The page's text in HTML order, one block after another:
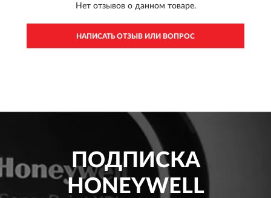
Нет отзывов о данном товаре.
НАПИСАТЬ ОТЗЫВ ИЛИ ВОПРОС
ПОДПИСКА
HONEYWELL